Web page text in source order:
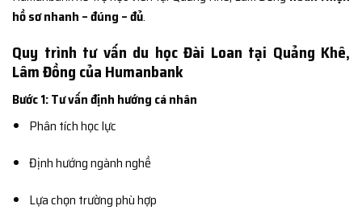
hồ sơ nhanh – đúng – đủ.
Quy trình tư vấn du học Đài Loan tại Quảng Khê,
Lâm Đồng của Humanbank
Bước 1: Tư vấn định hướng cá nhân
Phân tích học lực
Định hướng ngành nghề
Lựa chọn trường phù hợp